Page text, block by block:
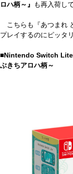
ロハ柄～』
も再入荷し
こちらも『あつまれ
プレイするのにピッタ
■Nintendo Switch Lite
ぶきちアロハ柄～